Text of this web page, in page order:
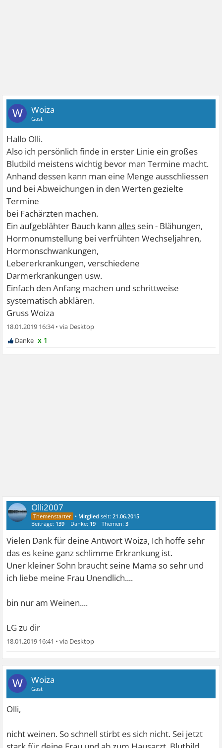
W Woiza
Gast
Hallo Olli.
Also ich persönlich finde in erster Linie ein großes
Blutbild meistens wichtig bevor man Termine macht.
Anhand dessen kann man eine Menge ausschliessen
und bei Abweichungen in den Werten gezielte
Termine
bei Fachärzten machen.
Ein aufgeblähter Bauch kannallessein - Blähungen,
Hormonumstellung bei verfrühten Wechseljahren,
Hormonschwankungen,
Lebererkrankungen, verschiedene
Darmerkrankungen usw.
Einfach den Anfang machen und schrittweise
systematisch abklären.
Gruss Woiza
18.01.2019 16:34•
x 1
Olli2007
• Mitglied seit:21.06.2015
Beiträge: 139 Danke: 19 Themen:3
Vielen Dank für deine Antwort Woiza, Ich hoffe sehr
das es keine ganz schlimme Erkrankung ist.
Uner kleiner Sohn braucht seine Mama so sehr und
ich liebe meine Frau Unendlich....
bin nur am Weinen....
LG zu dir
18.01.2019 16:41 •
W Woiza
Gast
Olli,
nicht weinen. So schnell stirbt es sich nicht. Sei jetzt